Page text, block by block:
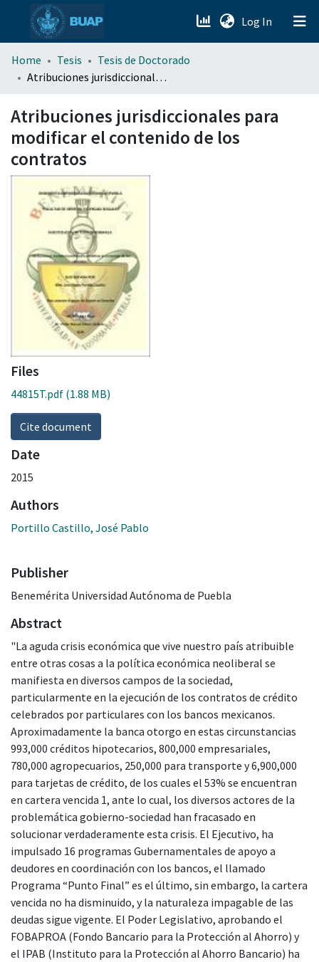
Log In (current)
menu.section.about_menu
Home Tesis
Tesis de Doctorado
Atribuciones jurisdiccionales para modificar el contenido de los contratos
Atribuciones jurisdiccionales para
modificar el contenido de los
contratos
Files
44815T.pdf (1.88 MB)
Cite document
Date
2015
Authors
Portillo Castillo, José Pablo
Publisher
Benemérita Universidad Autónoma de Puebla
Abstract
"La aguda crisis económica que vive nuestro país atribuible
entre otras cosas a la política económica neoliberal se
manifiesta en diversos campos de la sociedad,
particularmente en la ejecución de los contratos de crédito
celebrados por particulares con los bancos mexicanos.
Aproximadamente la banca otorgo en estas circunstancias
993,000 créditos hipotecarios, 800,000 empresariales,
780,000 agropecuarios, 250,000 para transporte y 6,900,000
para tarjetas de crédito, de los cuales el 53% se encuentran
en cartera vencida 1, ante lo cual, los diversos actores de la
problemática gobierno-sociedad han fracasado en
solucionar verdaderamente esta crisis. El Ejecutivo, ha
impulsado 16 programas Gubernamentales de apoyo a
deudores en coordinación con los bancos, el llamado
Programa “Punto Final” es el último, sin embargo, la cartera
vencida no ha disminuido, y la naturaleza impagable de las
deudas sigue vigente. El Poder Legislativo, aprobando el
FOBAPROA (Fondo Bancario para la Protección al Ahorro) y
el IPAB (Instituto para la Protección al Ahorro Bancario) ha